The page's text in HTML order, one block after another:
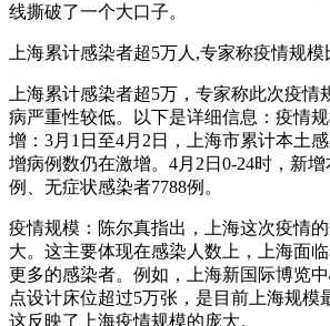
线撕破了一个大口子。
上海累计感染者超5万人,专家称疫情规模
上海累计感染者超5万，专家称此次疫情
病严重性较低。以下是详细信息：疫情
增：3月1日至4月2日，上海市累计本土
增病例数仍在激增。4月2日0-24时，新
例、无症状感染者7788例。
疫情规模：陈尔真指出，上海这次疫情
大。这主要体现在感染人数上，上海面
更多的感染者。例如，上海新国际博览
点设计床位超过5万张，是目前上海规模
这反映了上海疫情规模的庞大。